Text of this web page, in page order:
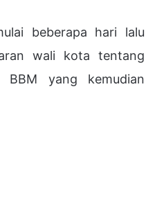
beberapa hari lalu
wali kota tentang
BBM yang kemudian